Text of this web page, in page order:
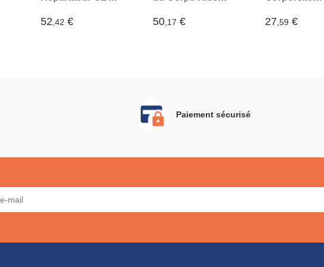
52 ,42 € 50,17 €
Rice Joyfirm
InnovaGoods
27 ,59 €
Paiement sécurisé